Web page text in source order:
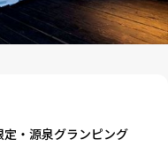
・源泉グランピング